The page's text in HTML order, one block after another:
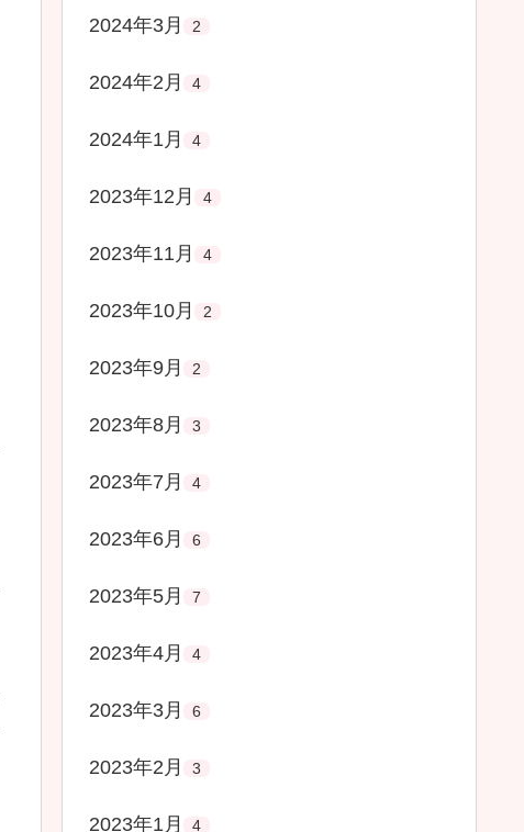
2024年3月 2
2024年2月 4
2024年1月 4
2023年12月 4
2023年11月 4
2023年10月 2
2023年9月 2
2023年8月 3
2023年7月 4
2023年6月 6
2023年5月 7
2023年4月 4
2023年3月 6
2023年2月 3
2023年1月 4